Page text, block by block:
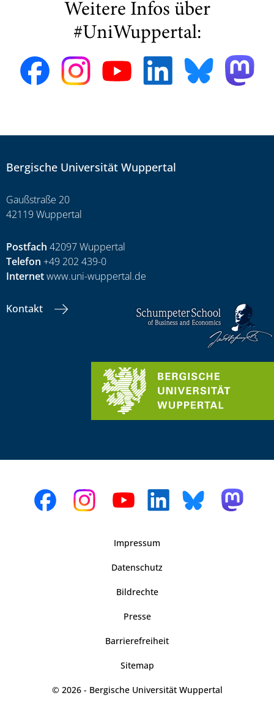
Weitere Infos über
#UniWuppertal:
Bergische Universität Wuppertal
Gaußstraße 20
42119 Wuppertal
Postfach 42097 Wuppertal
Telefon +49 202 439-0
Internetwww.uni-wuppertal.de
Kontakt
Impressum
Datenschutz
Bildrechte
Presse
Barrierefreiheit
Sitemap
© 2026 - Bergische Universität Wuppertal